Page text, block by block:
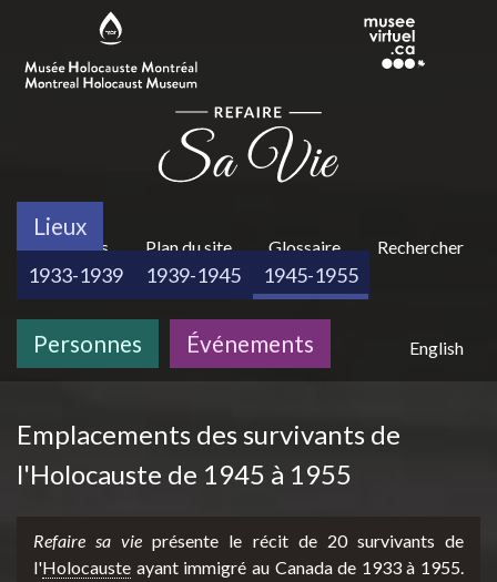
À propos Plan du site Glossaire Rechercher
English
Lieux
1933-1939 1939-1945 1945-1955
Personnes Événements
Emplacements des survivants de
l'Holocauste de 1945 à 1955
Refaire sa vieprésente le récit de 20 survivants de
l'Holocauste ayant immigré au Canada de 1933 à 1955.